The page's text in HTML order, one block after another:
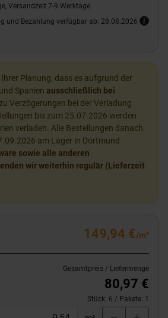
Versandzeit 7-9 Werktage
und Bezahlung verfügbar ab: 28.08.2026
Planung, dass es aufgrund der
Spanien ausschließlich bei
zu Verzögerungen bei der Verladung
bis zum 25.07.2026 werden
verladen. Alle Bestellungen danach
am Lager in Dortmund
sowie alle anderen
wir weiterhin regulär (Lieferzeit
149,94 €/m²
Gesamtpreis / Liefermenge
80,97 €
Stück: 6 / Pakete: 1